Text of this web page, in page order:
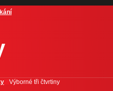
Výborné tři čtvrtiny